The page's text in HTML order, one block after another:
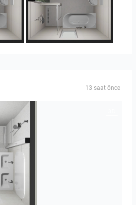
25-5014 bnr. 3.10
13 saat önce